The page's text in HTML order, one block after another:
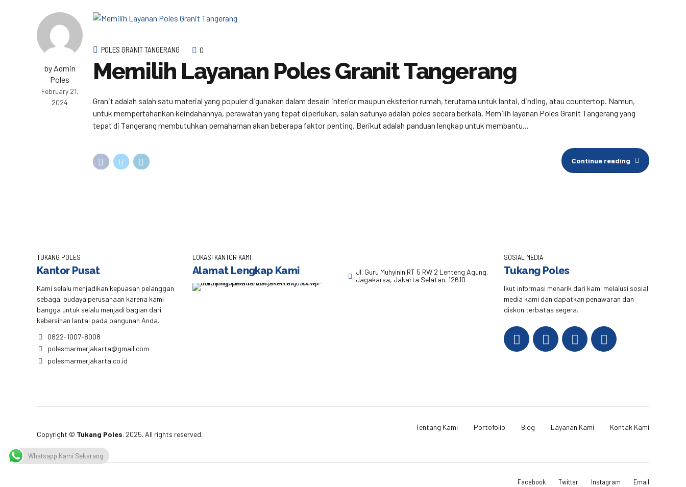
by Admin
Poles
February 21,
2024
POLES GRANIT TANGERANG 0
Memilih Layanan Poles Granit Tangerang
Granit adalah salah satu material yang populer digunakan dalam desain interior maupun eksterior rumah, terutama untuk lantai, dinding, atau countertop. Namun,
untuk mempertahankan keindahannya, perawatan yang tepat diperlukan, salah satunya adalah poles secara berkala. Memilih layanan Poles Granit Tangerang yang
tepat di Tangerang membutuhkan pemahaman akan beberapa faktor penting. Berikut adalah panduan lengkap untuk membantu...
Continue reading
TUKANG POLES
Kantor Pusat
Kami selalu menjadikan kepuasan pelanggan
sebagai budaya perusahaan karena kami
bangga untuk selalu menjadi bagian dari
kebersihan lantai pada bangunan Anda.
0822-1007-8008
polesmarmerjakarta@gmail.com
polesmarmerjakarta.co.id
LOKASI KANTOR KAMI
Alamat Lengkap Kami
Jl. Guru Muhyinin RT 5 RW 2 Lenteng Agung,
Jagakarsa, Jakarta Selatan. 12610
SOSIAL MEDIA
Tukang Poles
Ikut informasi menarik dari kami melalusi sosial
media kami dan dapatkan penawaran dan
diskon terbatas segera.
Copyright © Tukang Poles. 2025. All rights reserved.
Tentang Kami Portofolio Blog Layanan Kami Kontak Kami
Facebook Twitter Instagram Email
Whatsapp Kami Sekarang